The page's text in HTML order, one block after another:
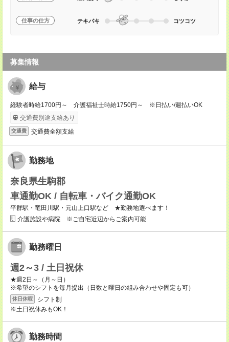
仕事の仕方 テキパキ コツコツ
募集情報
給与
経験者時給1700円～ 介護福祉士時給1750円～ ※日払い/週払いOK
交通費別途支給あり
交通費 交通費全額支給
勤務地
奈良県生駒郡
車通勤OK / 自転車・バイク通勤OK
平群駅・竜田川駅・元山上口駅など ★勤務地選べます！
介護施設や病院 ※ご自宅近辺からご案内可能
勤務曜日
週2～3 / 土日祝休
★週2日～（月～日）
※希望のシフトを毎月提出（日数と曜日の組み合わせや固定も可）
休日休暇
シフト制
※土日祝休みもOK！
勤務時間